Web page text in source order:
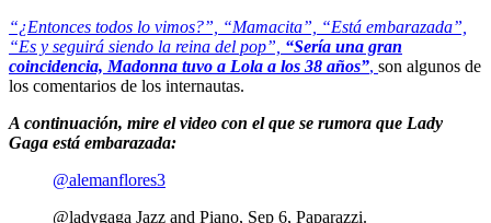
“¿Entonces todos lo vimos?”, “Mamacita”, “Está embarazada”,
“Es y seguirá siendo la reina del pop”, “Sería una gran
coincidencia, Madonna tuvo a Lola a los 38 años”, son algunos de
los comentarios de los internautas.
A continuación, mire el video con el que se rumora que Lady
Gaga está embarazada:
@alemanflores3
@ladygaga Jazz and Piano, Sep 6, Paparazzi.